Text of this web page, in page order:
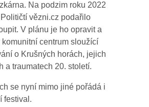
Na podzim roku 2022
vězni.cz podařilo
V plánu je ho opravit a
komunitní centrum sloužící
o Krušných horách, jejich
a traumatech 20. století.
se nyní mimo jiné pořádá i
festival.